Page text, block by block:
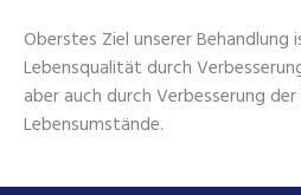
Oberstes Ziel unserer Behandlung
Lebensqualität durch
aber auch durch Verbesserung
Lebensumstände.